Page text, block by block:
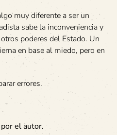
muy diferente a ser un
sabe la inconveniencia y
poderes del Estado. Un
en base al miedo, pero en
errores.
el autor.